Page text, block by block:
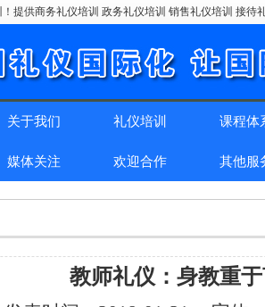
提供商务礼仪培训 政务礼仪培训 销售礼仪培训 接
关于我们 礼仪培训 课程体
媒体关注 欢迎合作 其他服
教师礼仪：身教重